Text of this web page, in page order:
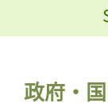
政府・